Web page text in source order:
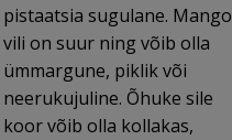
pistaatsia sugulane. Mango
vili on suur ning võib olla
ümmargune, piklik või
neerukujuline. Õhuke sile
koor võib olla kollakas,